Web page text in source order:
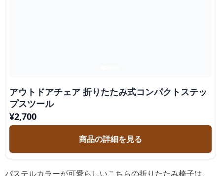
アウトドアチェア 折りたたみ式コンパクトステッ
プスツール
¥2,700
商品の詳細を見る
パステルカラーが可愛らしいこちらの折りたたみ椅子は、